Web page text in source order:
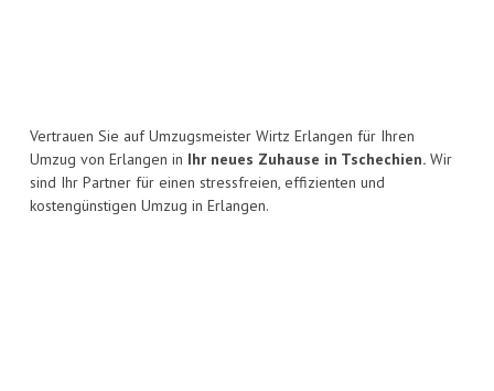
Vertrauen Sie auf Umzugsmeister Wirtz Erlangen für Ihren
Umzug von Erlangen in Ihr neues Zuhause in Tschechien. Wir
sind Ihr Partner für einen stressfreien, effizienten und
kostengünstigen Umzug in Erlangen.